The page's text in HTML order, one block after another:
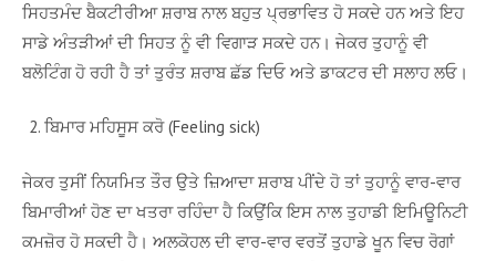
ਸਿਹਤਮੰਦ ਬੈਕਟੀਰੀਆ ਸ਼ਰਾਬ ਨਾਲ ਬਹੁਤ ਪ੍ਰਭਾਵਿਤ ਹੋ ਸਕਦੇ ਹਨ ਅਤੇ ਇਹ
ਸਾਡੇ ਅੰਤੜੀਆਂ ਦੀ ਸਿਹਤ ਨੂੰ ਵੀ ਵਿਗਾੜ ਸਕਦੇ ਹਨ। ਜੇਕਰ ਤੁਹਾਨੂੰ ਵੀ
ਬਲੋਟਿੰਗ ਹੋ ਰਹੀ ਹੈ ਤਾਂ ਤੁਰੰਤ ਸ਼ਰਾਬ ਛੱਡ ਦਿਓ ਅਤੇ ਡਾਕਟਰ ਦੀ ਸਲਾਹ ਲਓ।
ਬਿਮਾਰ ਮਹਿਸੂਸ ਕਰੋ (Feeling sick)
ਜੇਕਰ ਤੁਸੀਂ ਨਿਯਮਿਤ ਤੌਰ ਉਤੇ ਜ਼ਿਆਦਾ ਸ਼ਰਾਬ ਪੀਂਦੇ ਹੋ ਤਾਂ ਤੁਹਾਨੂੰ ਵਾਰ-ਵਾਰ
ਬਿਮਾਰੀਆਂ ਹੋਣ ਦਾ ਖਤਰਾ ਰਹਿੰਦਾ ਹੈ ਕਿਉਂਕਿ ਇਸ ਨਾਲ ਤੁਹਾਡੀ ਇਮਿਊਨਿਟੀ
ਕਮਜ਼ੋਰ ਹੋ ਸਕਦੀ ਹੈ। ਅਲਕੋਹਲ ਦੀ ਵਾਰ-ਵਾਰ ਵਰਤੋਂ ਤੁਹਾਡੇ ਖੂਨ ਵਿਚ ਰੋਗਾਂ